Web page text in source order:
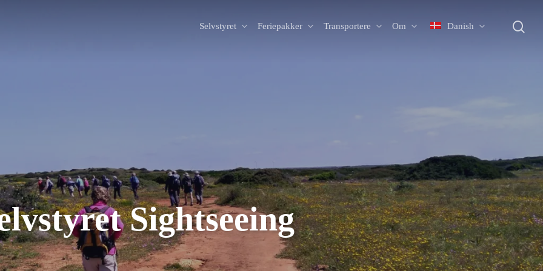
Selvstyret Feriepakker Transportere Om Danish
Sightseeing